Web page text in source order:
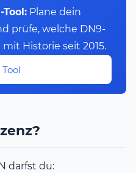
Tool: Plane dein
prüfe, welche DN9-
Historie seit 2015.
darfst du: